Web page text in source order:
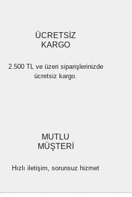
ÜCRETSİZ
KARGO
2.500 TL ve üzeri siparişlerinizde
ücretsiz kargo.
MUTLU
MÜŞTERİ
Hızlı iletişim, sorunsuz hizmet